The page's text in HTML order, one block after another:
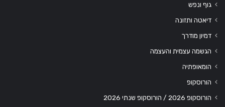
גוף ונפש
דיאטה ותזונה
דמיון מודרך
הגשמה עצמית והעצמה
הומאופתיה
הורוסקופ
הורוסקופ 2026 / הורוסקופ שנתי 2026